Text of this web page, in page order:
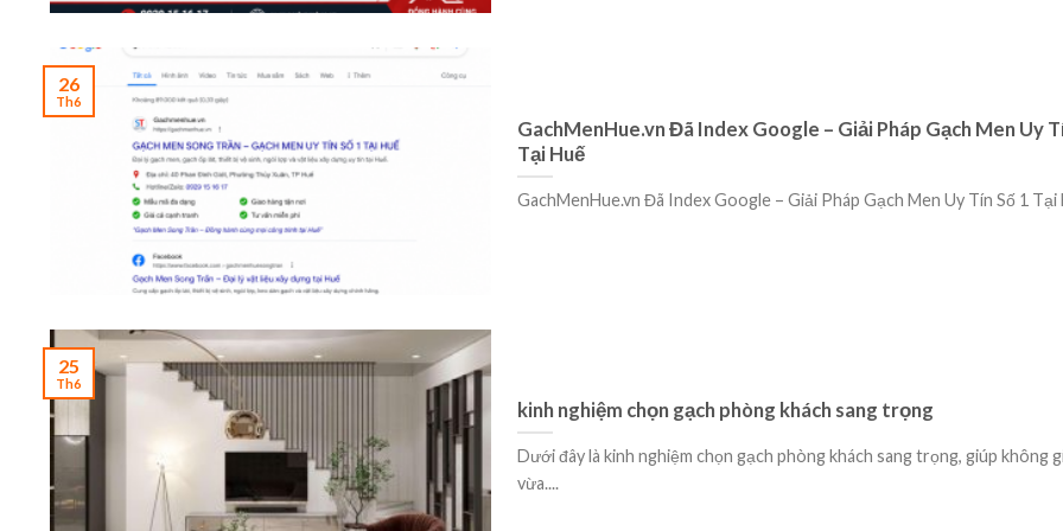
GachMenHue.vn Đã Index Google – Giải Pháp Gạch Men Uy
Tại Huế
GachMenHue.vn Đã Index Google – Giải Pháp Gạch Men Uy Tín Số 1 Tại
26
Th6
kinh nghiệm chọn gạch phòng khách sang trọng
Dưới đây là kinh nghiệm chọn gạch phòng khách sang trọng, giúp không
vừa....
25
Th6